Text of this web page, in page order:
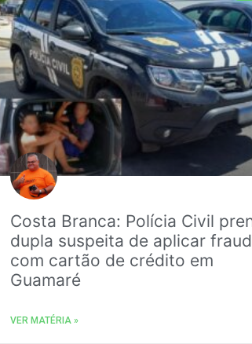
Costa Branca: Polícia Civil
dupla suspeita de aplicar
com cartão de crédito em
Guamaré
VER MATÉRIA »